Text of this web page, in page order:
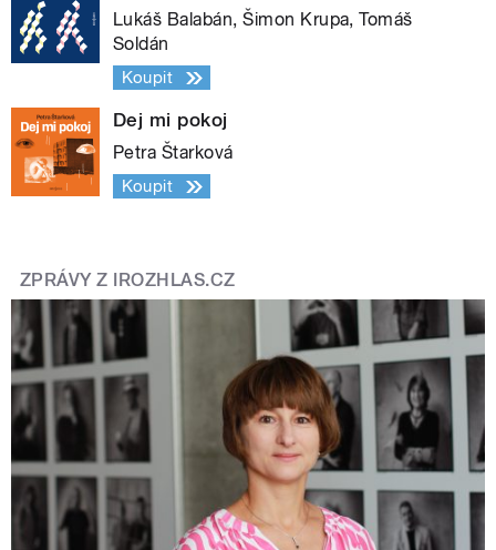
Lukáš Balabán, Šimon Krupa, Tomáš
Soldán
Koupit
Dej mi pokoj
Petra Štarková
Koupit
ZPRÁVY Z IROZHLAS.CZ